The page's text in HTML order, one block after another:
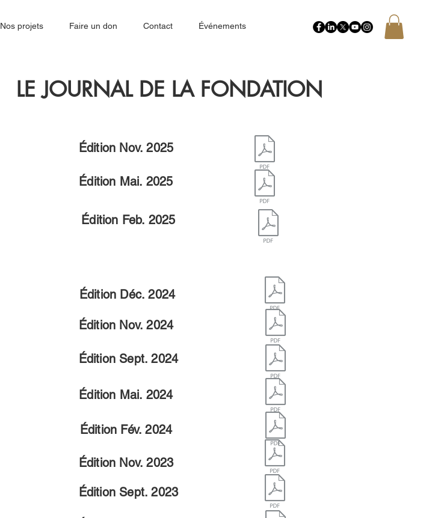
Nos projets Faire un don Contact Événements
LE JOURNAL DE LA FONDATION
Édition Nov. 2025
Édition Mai. 2025
Édition Feb. 2025
Édition Sept. 2023
Édition Nov. 2023
Édition Fév. 2024
Édition Mai. 2024
Édition Sept. 2024
Édition Déc. 2024
Édition Nov. 2024